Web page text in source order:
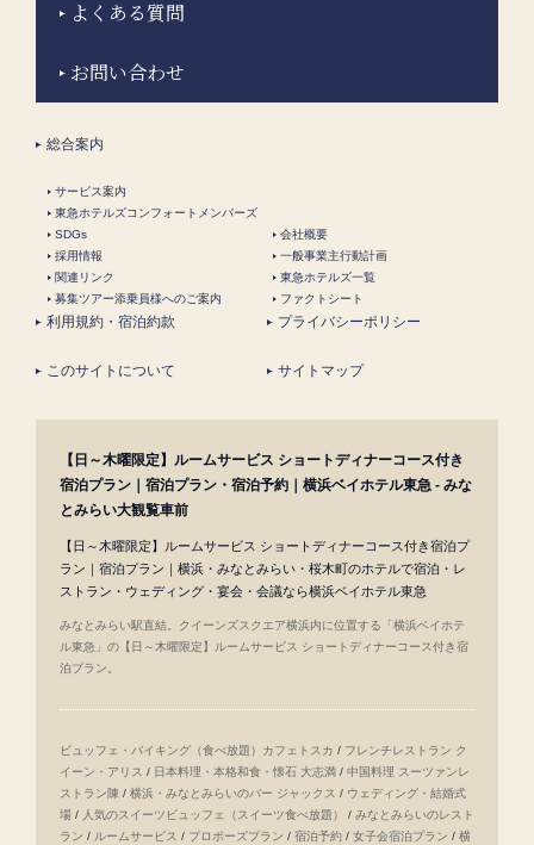
よくある質問
お問い合わせ
総合案内
サービス案内
東急ホテルズコンフォートメンバーズ
SDGs
会社概要
採用情報
一般事業主行動計画
関連リンク
東急ホテルズ一覧
募集ツアー添乗員様へのご案内
ファクトシート
利用規約・宿泊約款 プライバシーポリシー
このサイトについて サイトマップ
【日～木曜限定】ルームサービス ショートディナーコース付き
宿泊プラン｜宿泊プラン・宿泊予約｜横浜ベイホテル東急 - みな
とみらい大観覧車前
【日～木曜限定】ルームサービス ショートディナーコース付き宿泊プ
ラン｜宿泊プラン｜横浜・みなとみらい・桜木町のホテルで宿泊・レ
ストラン・ウェディング・宴会・会議なら横浜ベイホテル東急
みなとみらい駅直結。クイーンズスクエア横浜内に位置する「横浜ベイホテ
ル東急」の【日～木曜限定】ルームサービス ショートディナーコース付き宿
泊プラン。
ビュッフェ・バイキング（食べ放題）カフェトスカ / フレンチレストラン ク
イーン・アリス / 日本料理・本格和食・懐石 大志満 / 中国料理 スーツァンレ
ストラン陳 / 横浜・みなとみらいのバー ジャックス / ウェディング・結婚式
場 / 人気のスイーツビュッフェ（スイーツ食べ放題） / みなとみらいのレスト
ラン / ルームサービス / プロポーズプラン / 宿泊予約 / 女子会宿泊プラン / 横